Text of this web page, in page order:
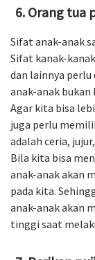
Orang tua
Sifat anak-anak
Sifat kanak-
dan lainnya perlu
anak-anak
Agar kita bisa
juga perlu
adalah ceria,
Bila kita bisa
anak-anak akan
pada kita.
anak-anak akan
tinggi saat